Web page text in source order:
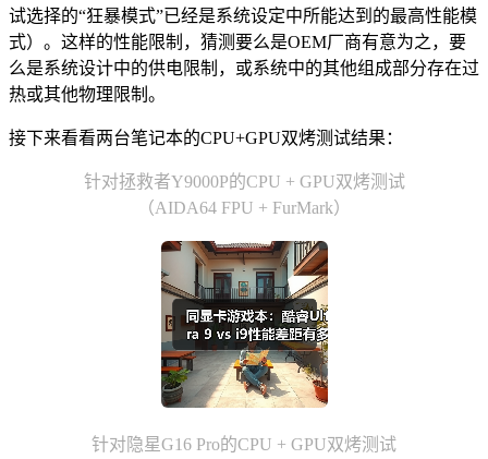
试选择的“狂暴模式”已经是系统设定中所能达到的最高性能模
式）。这样的性能限制，猜测要么是OEM厂商有意为之，要
么是系统设计中的供电限制，或系统中的其他组成部分存在过
热或其他物理限制。
接下来看看两台笔记本的CPU+GPU双烤测试结果：
针对拯救者Y9000P的CPU + GPU双烤测试
（AIDA64 FPU + FurMark）
针对隐星G16 Pro的CPU + GPU双烤测试